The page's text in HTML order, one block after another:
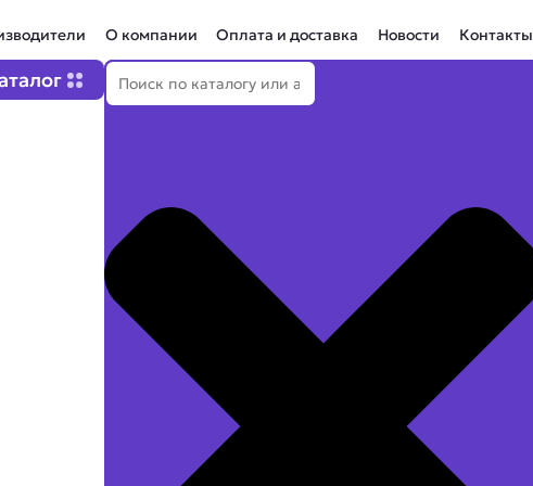
О компании Оплата и доставка Новости Контакты
Поиск
Open Каталог